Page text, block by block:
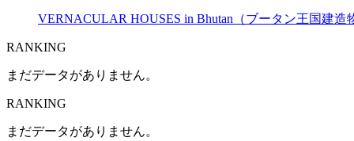
VERNACULAR HOUSES in Bhutan（ブータン王国建造
RANKING
まだデータがありません。
RANKING
まだデータがありません。